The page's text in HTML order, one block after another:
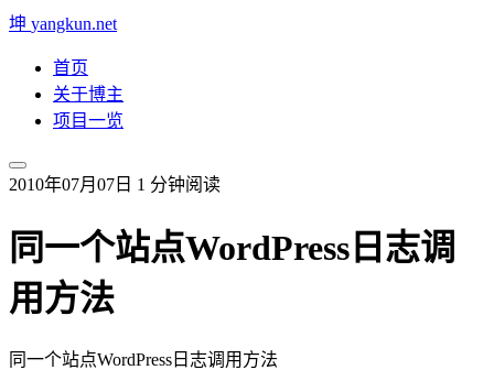
坤 yangkun.net
首页
关于博主
项目一览
2010年07月07日 1 分钟阅读
同一个站点WordPress日志调
用方法
同一个站点WordPress日志调用方法